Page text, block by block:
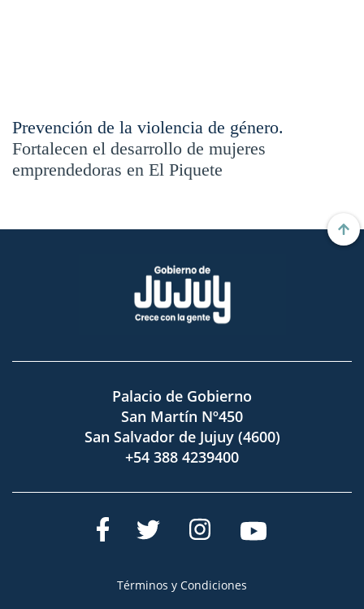
Prevención de la violencia de género.
Fortalecen el desarrollo de mujeres
emprendedoras en El Piquete
Palacio de Gobierno
San Martín Nº450
San Salvador de Jujuy (4600)
+54 388 4239400
Términos y Condiciones